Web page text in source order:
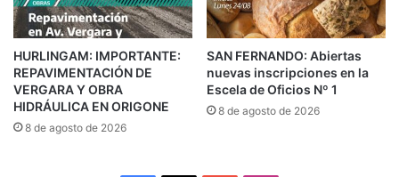
El programa Descubrir Lomas tiene como
objetivo fortalecer la identidad local y fomentar
la construcción comunitaria a través de
propuestas pedagógicas y recreativas. La
la cultura y el territorio, así como la recuperación
HURLINGAM: IMPORTANTE:
REPAVIMENTACIÓN DE
VERGARA Y OBRA
HIDRÁULICA EN ORIGONE
8 de agosto de 2026
SAN FERNANDO: Abiertas
nuevas inscripciones en la
Escela de Oficios Nº 1
8 de agosto de 2026